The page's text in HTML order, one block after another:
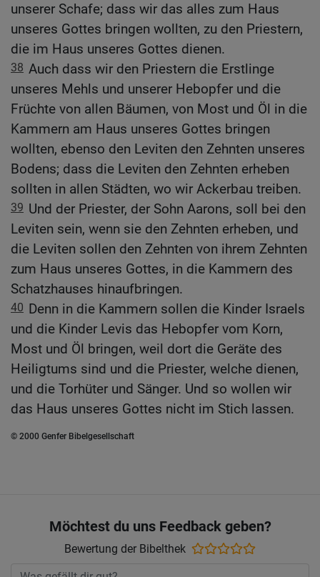
unserer Schafe; dass wir das alles zum Haus
unseres Gottes bringen wollten, zu den Priestern,
die im Haus unseres Gottes dienen.
38 Auch dass wir den Priestern die Erstlinge
unseres Mehls und unserer Hebopfer und die
Früchte von allen Bäumen, von Most und Öl in die
Kammern am Haus unseres Gottes bringen
wollten, ebenso den Leviten den Zehnten unseres
Bodens; dass die Leviten den Zehnten erheben
sollten in allen Städten, wo wir Ackerbau treiben.
39 Und der Priester, der Sohn Aarons, soll bei den
Leviten sein, wenn sie den Zehnten erheben, und
die Leviten sollen den Zehnten von ihrem Zehnten
zum Haus unseres Gottes, in die Kammern des
Schatzhauses hinaufbringen.
40 Denn in die Kammern sollen die Kinder Israels
und die Kinder Levis das Hebopfer vom Korn,
Most und Öl bringen, weil dort die Geräte des
Heiligtums sind und die Priester, welche dienen,
und die Torhüter und Sänger. Und so wollen wir
das Haus unseres Gottes nicht im Stich lassen.
© 2000 Genfer Bibelgesellschaft
Möchtest du uns Feedback geben?
Bewertung der Bibelthek